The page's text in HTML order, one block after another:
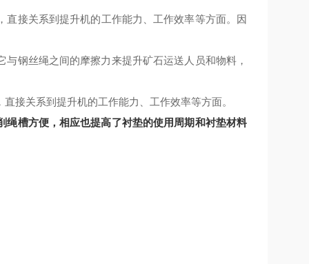
直接关系到提升机的工作能力、工作效率等方面。因
钢丝绳之间的摩擦力来提升矿石运送人员和物料，
直接关系到提升机的工作能力、工作效率等方面。
槽方便，相应也提高了衬垫的使用周期和衬垫材料